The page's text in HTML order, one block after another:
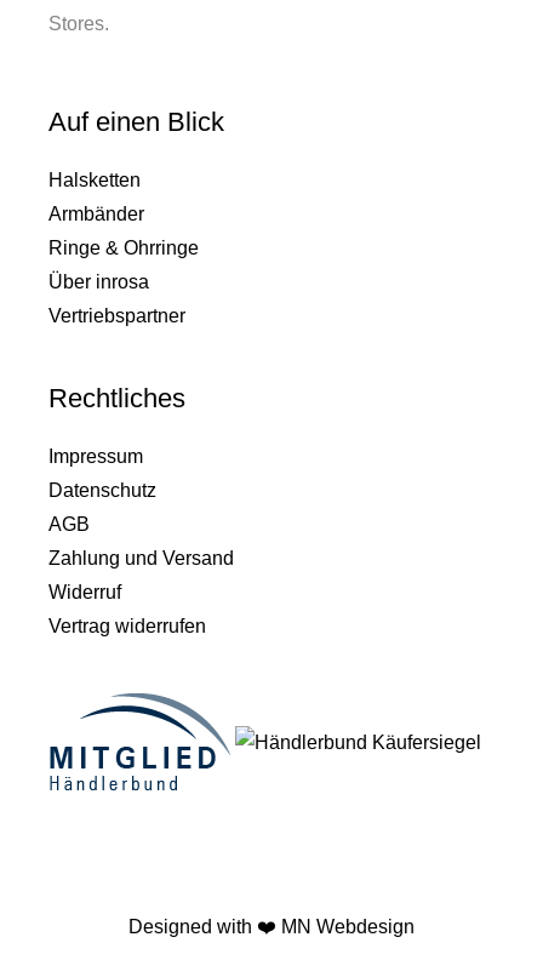
Stores.
Auf einen Blick
Halsketten
Armbänder
Ringe & Ohrringe
Über inrosa
Vertriebspartner
Rechtliches
Impressum
Datenschutz
AGB
Zahlung und Versand
Widerruf
Vertrag widerrufen
Designed with ❤️ MN Webdesign